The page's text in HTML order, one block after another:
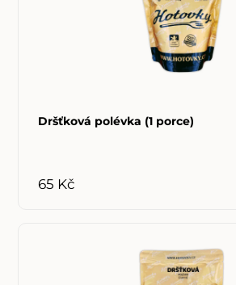
Dršťková polévka (1 porce)
65 Kč